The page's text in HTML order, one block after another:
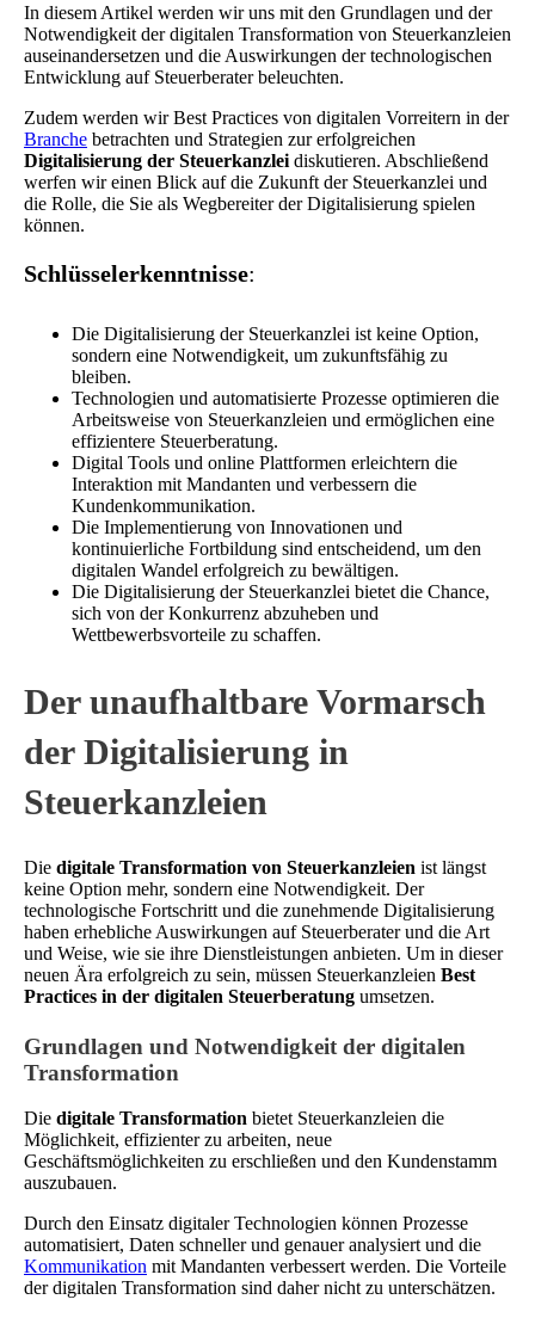
In diesem Artikel werden wir uns mit den Grundlagen und der
Notwendigkeit der digitalen Transformation von Steuerkanzleien
auseinandersetzen und die Auswirkungen der technologischen
Entwicklung auf Steuerberater beleuchten.
Zudem werden wir Best Practices von digitalen Vorreitern in der
Branche betrachten und Strategien zur erfolgreichen
Digitalisierung der Steuerkanzlei diskutieren. Abschließend
werfen wir einen Blick auf die Zukunft der Steuerkanzlei und
die Rolle, die Sie als Wegbereiter der Digitalisierung spielen
können.
Schlüsselerkenntnisse:
Die Digitalisierung der Steuerkanzlei ist keine Option,
sondern eine Notwendigkeit, um zukunftsfähig zu
bleiben.
Technologien und automatisierte Prozesse optimieren die
Arbeitsweise von Steuerkanzleien und ermöglichen eine
effizientere Steuerberatung.
Digital Tools und online Plattformen erleichtern die
Interaktion mit Mandanten und verbessern die
Kundenkommunikation.
Die Implementierung von Innovationen und
kontinuierliche Fortbildung sind entscheidend, um den
digitalen Wandel erfolgreich zu bewältigen.
Die Digitalisierung der Steuerkanzlei bietet die Chance,
sich von der Konkurrenz abzuheben und
Wettbewerbsvorteile zu schaffen.
Der unaufhaltbare Vormarsch
der Digitalisierung in
Steuerkanzleien
Die digitale Transformation von Steuerkanzleien ist längst
keine Option mehr, sondern eine Notwendigkeit. Der
technologische Fortschritt und die zunehmende Digitalisierung
haben erhebliche Auswirkungen auf Steuerberater und die Art
und Weise, wie sie ihre Dienstleistungen anbieten. Um in dieser
neuen Ära erfolgreich zu sein, müssen Steuerkanzleien Best
Practices in der digitalen Steuerberatung umsetzen.
Grundlagen und Notwendigkeit der digitalen
Transformation
Die digitale Transformation bietet Steuerkanzleien die
Möglichkeit, effizienter zu arbeiten, neue
Geschäftsmöglichkeiten zu erschließen und den Kundenstamm
auszubauen.
Durch den Einsatz digitaler Technologien können Prozesse
automatisiert, Daten schneller und genauer analysiert und die
Kommunikation mit Mandanten verbessert werden. Die Vorteile
der digitalen Transformation sind daher nicht zu unterschätzen.